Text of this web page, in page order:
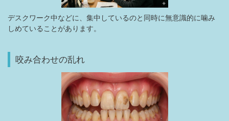
デスクワーク中などに、集中しているのと同時に無意識的に噛み
しめていることがあります。
咬み合わせの乱れ